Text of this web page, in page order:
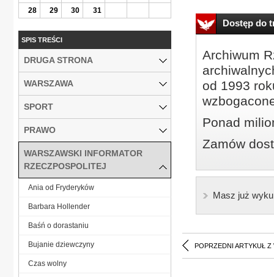
Dostęp do
Archiwum
od 1993
Ponad
Zamów
Masz już
POPRZEDNI ARTYKUŁ Z
28
29 30 31
SPIS TREŚCI
DRUGA STRONA
WARSZAWA
SPORT
PRAWO
WARSZAWSKI INFORMATOR
RZECZPOSPOLITEJ
Ania od Fryderyków
Barbara Hollender
Baśń o dorastaniu
Bujanie dziewczyny
Czas wolny